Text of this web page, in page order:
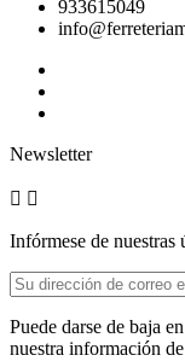
933615049
Newsletter
 
Infórmese de nuestras
Puede darse de baja
nuestra información